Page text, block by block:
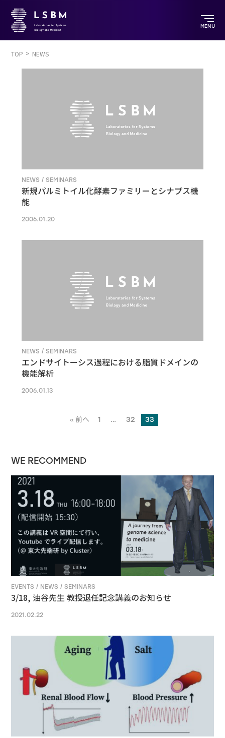
MENU
TOP NEWS
NEWS / SEMINARS
新規パルミトイル化酵素ファミリーとシナプス機
能
2006.01.20
NEWS / SEMINARS
エンドサイトーシス過程における脂質ドメインの
機能解析
2006.01.13
« 前へ 1 … 32 33
WE RECOMMEND
EVENTS / NEWS / SEMINARS
3/18, 油谷先生 教授退任記念講義のお知らせ
2021.02.22